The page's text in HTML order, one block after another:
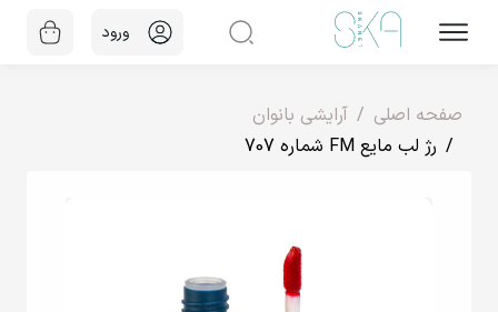
ورود
صفحه اصلی
آرایشی بانوان
رژ لب مایع FM شماره 707